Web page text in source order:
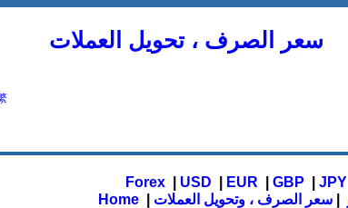
سعر الصرف ، تحويل العملات
Forex USD EUR GBP JPY
Home
سعر الصرف ، وتحويل العملات